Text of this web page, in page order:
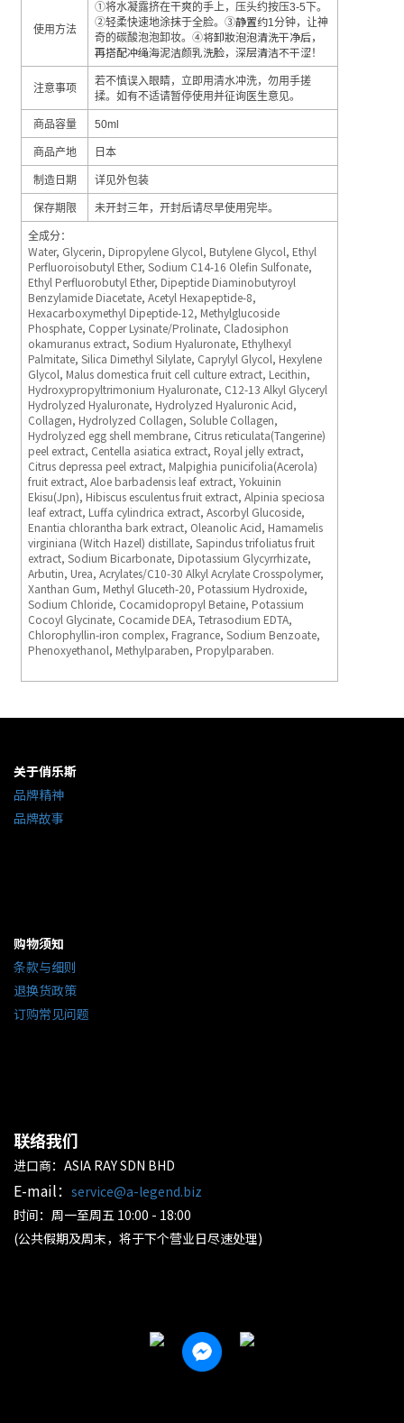
使用方法
①将水凝露挤在干爽的手上，压头约按压3-5 下。
②轻柔快速地涂抹于全脸。 ③静置约1分钟，让神
奇的碳酸泡泡卸妆。 ④将卸妝泡泡清洗干净后，
再搭配冲绳海泥洁颜乳洗脸，深层清洁不干涩！
注意事项
若不慎误入眼睛，立即用清水冲洗，勿用手搓
揉。如有不适请暂停使用并征询医生意见。
商品容量 50ml
商品产地 日本
制造日期 详见外包装
保存期限 未开封三年，开封后请尽早使用完毕。
全成分：
Water, Glycerin, Dipropylene Glycol, Butylene Glycol, Ethyl
Perfluoroisobutyl Ether, Sodium C14-16 Olefin Sulfonate,
Ethyl Perfluorobutyl Ether, Dipeptide Diaminobutyroyl
Benzylamide Diacetate, Acetyl Hexapeptide-8,
Hexacarboxymethyl Dipeptide-12, Methylglucoside
Phosphate, Copper Lysinate/Prolinate, Cladosiphon
okamuranus extract, Sodium Hyaluronate, Ethylhexyl
Palmitate, Silica Dimethyl Silylate, Caprylyl Glycol, Hexylene
Glycol, Malus domestica fruit cell culture extract, Lecithin,
Hydroxypropyltrimonium Hyaluronate, C12-13 Alkyl Glyceryl
Hydrolyzed Hyaluronate, Hydrolyzed Hyaluronic Acid,
Collagen, Hydrolyzed Collagen, Soluble Collagen,
Hydrolyzed egg shell membrane, Citrus reticulata(Tangerine)
peel extract, Centella asiatica extract, Royal jelly extract,
Citrus depressa peel extract, Malpighia punicifolia(Acerola)
fruit extract, Aloe barbadensis leaf extract, Yokuinin
Ekisu(Jpn), Hibiscus esculentus fruit extract, Alpinia speciosa
leaf extract, Luffa cylindrica extract, Ascorbyl Glucoside,
Enantia chlorantha bark extract, Oleanolic Acid, Hamamelis
virginiana (Witch Hazel) distillate, Sapindus trifoliatus fruit
extract, Sodium Bicarbonate, Dipotassium Glycyrrhizate,
Arbutin, Urea, Acrylates/C10-30 Alkyl Acrylate Crosspolymer,
Xanthan Gum, Methyl Gluceth-20, Potassium Hydroxide,
Sodium Chloride, Cocamidopropyl Betaine, Potassium
Cocoyl Glycinate, Cocamide DEA, Tetrasodium EDTA,
Chlorophyllin-iron complex, Fragrance, Sodium Benzoate,
Phenoxyethanol, Methylparaben, Propylparaben.
关于俏乐斯
品牌精神
品牌故事
购物须知
条款与细则
退换货政策
订购常见问题
联络我们
进口商：ASIA RAY SDN BHD
E-mail： service@a-legend.biz
时间：周一至周五 10:00 - 18:00
(公共假期及周末，将于下个营业日尽速处理)